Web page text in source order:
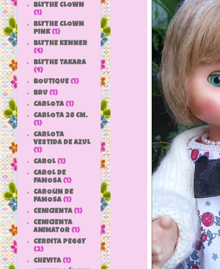
BLYTHE CLOWN
(1)
BLYTHE CLOWN
PINK (1)
BLYTHE KENNER
(4)
BLYTHE TAKARA
(4)
BOUTIQUE (1)
BRU (1)
CARLOTA (1)
CARLOTA 28 CM.
(1)
CARLOTA
VESTIDA DE AZUL
(1)
CAROL (1)
CAROL DE
FAMOSA (1)
CAROLIN DE
FAMOSA (1)
CENICIENTA (1)
CENICIENTA
ANIMATOR (1)
CERDITA PEGGY
(2)
CHEVITA (1)